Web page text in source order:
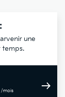
une
temps.
/mois